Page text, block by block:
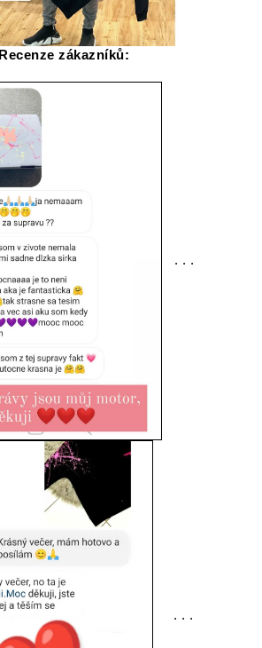
Recenze zákazníků:
. . .
. . .